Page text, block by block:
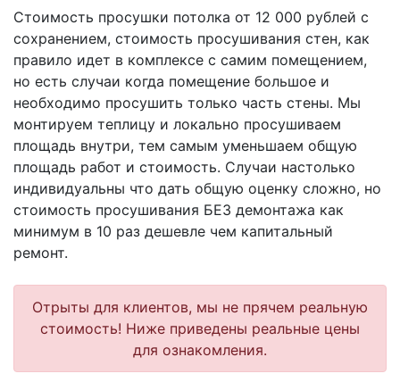
Стоимость просушки потолка от 12 000 рублей с
сохранением, стоимость просушивания стен, как
правило идет в комплексе с самим помещением,
но есть случаи когда помещение большое и
необходимо просушить только часть стены. Мы
монтируем теплицу и локально просушиваем
площадь внутри, тем самым уменьшаем общую
площадь работ и стоимость. Случаи настолько
индивидуальны что дать общую оценку сложно, но
стоимость просушивания БЕЗ демонтажа как
минимум в 10 раз дешевле чем капитальный
ремонт.
Отрыты для клиентов, мы не прячем реальную
стоимость! Ниже приведены реальные цены
для ознакомления.